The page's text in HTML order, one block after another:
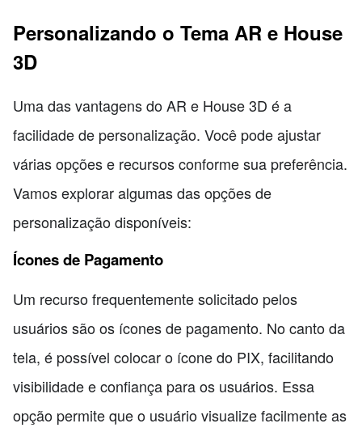
Personalizando o Tema AR e House
3D
Uma das vantagens do AR e House 3D é a
facilidade de personalização. Você pode ajustar
várias opções e recursos conforme sua preferência.
Vamos explorar algumas das opções de
personalização disponíveis:
Ícones de Pagamento
Um recurso frequentemente solicitado pelos
usuários são os ícones de pagamento. No canto da
tela, é possível colocar o ícone do PIX, facilitando
visibilidade e confiança para os usuários. Essa
opção permite que o usuário visualize facilmente as